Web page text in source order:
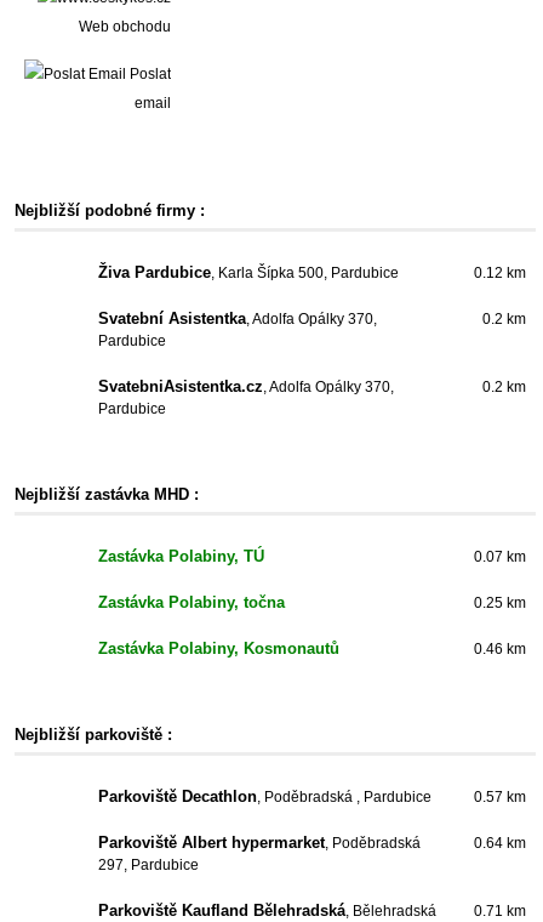
Web obchodu
Poslat
email
Nejbližší podobné firmy :
Živa Pardubice, Karla Šípka 500, Pardubice 0.12 km
Svatební Asistentka, Adolfa Opálky 370,
Pardubice
0.2 km
SvatebniAsistentka.cz, Adolfa Opálky 370,
Pardubice
0.2 km
Nejbližší zastávka MHD :
Zastávka Polabiny, TÚ 0.07 km
Zastávka Polabiny, točna 0.25 km
Zastávka Polabiny, Kosmonautů 0.46 km
Nejbližší parkoviště :
Parkoviště Decathlon, Poděbradská , Pardubice 0.57 km
Parkoviště Albert hypermarket, Poděbradská
297, Pardubice
0.64 km
Parkoviště Kaufland Bělehradská, Bělehradská
0.71 km